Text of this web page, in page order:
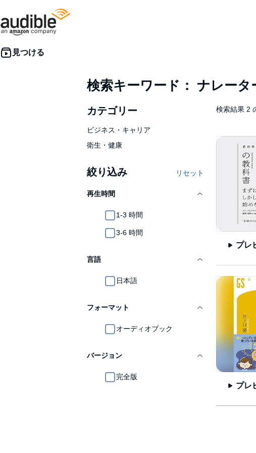
検索キーワード： ナレータ
カテゴリー
ビジネス・キャリア
衛生・健康
絞り込み リセット
再生時間
1-3 時間
3-6 時間
言語
日本語
フォーマット
オーディオブック
バージョン
完全版
検索結果 2
プレ
プレ